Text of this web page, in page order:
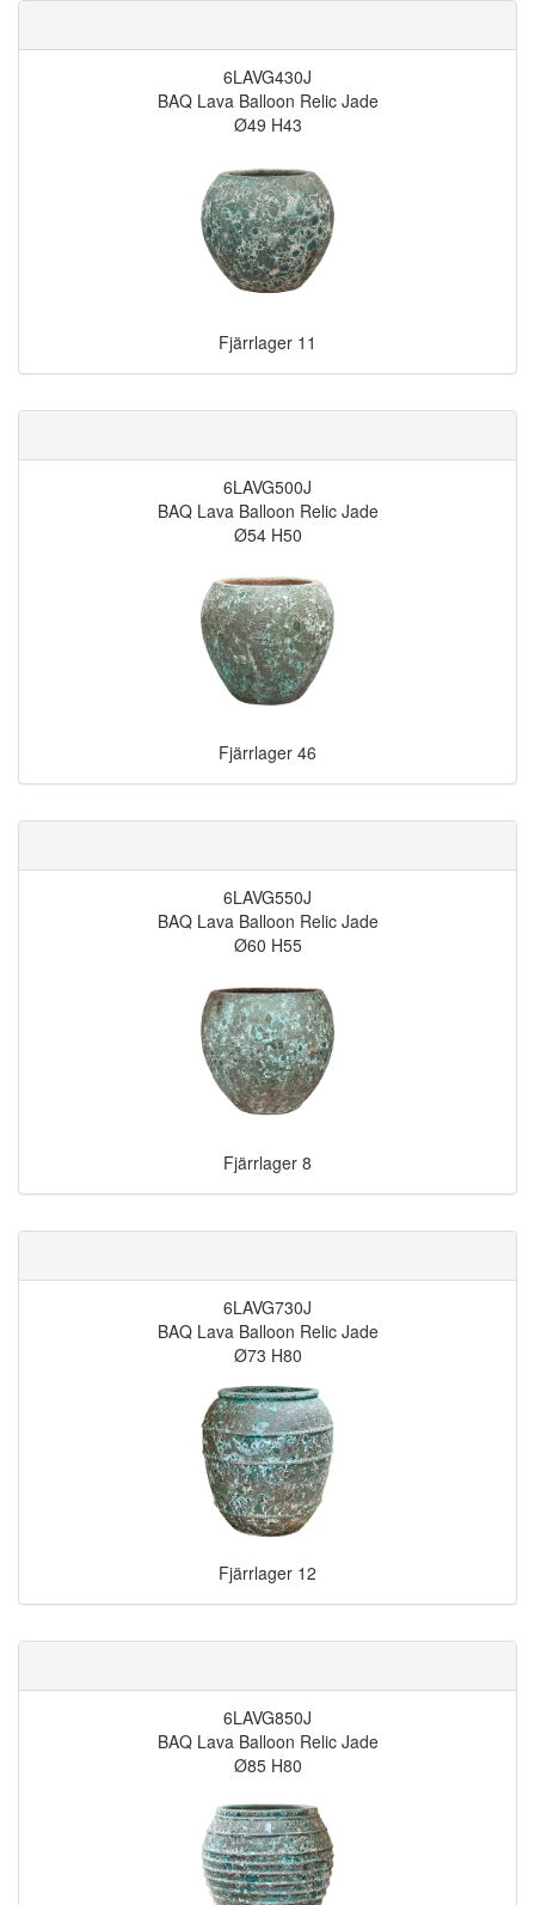
6LAVG430J
BAQ Lava Balloon Relic Jade
Ø49 H43
Fjärrlager 11
6LAVG500J
BAQ Lava Balloon Relic Jade
Ø54 H50
Fjärrlager 46
6LAVG550J
BAQ Lava Balloon Relic Jade
Ø60 H55
Fjärrlager 8
6LAVG730J
BAQ Lava Balloon Relic Jade
Ø73 H80
Fjärrlager 12
6LAVG850J
BAQ Lava Balloon Relic Jade
Ø85 H80